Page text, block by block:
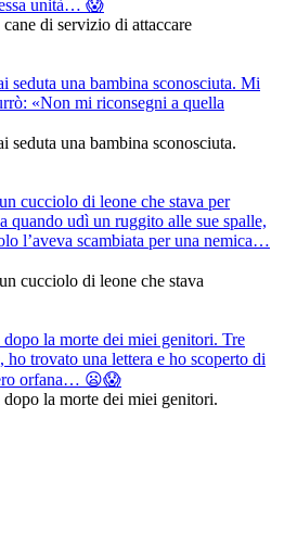
unità… 😱
di servizio di attaccare
seduta una bambina sconosciuta. Mi
«Non mi riconsegni a quella
seduta una bambina sconosciuta.
cucciolo di leone che stava per
quando udì un ruggito alle sue spalle,
l’aveva scambiata per una nemica…
cucciolo di leone che stava
la morte dei miei genitori. Tre
trovato una lettera e ho scoperto di
orfana… 😦😱
la morte dei miei genitori.